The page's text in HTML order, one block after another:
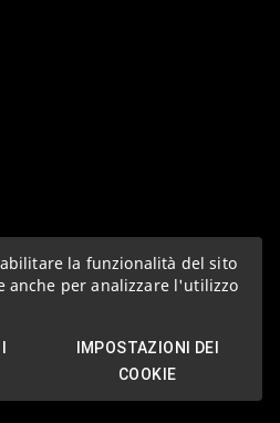
la funzionalità del sito
anche per analizzare l'utilizzo
IMPOSTAZIONI DEI
COOKIE